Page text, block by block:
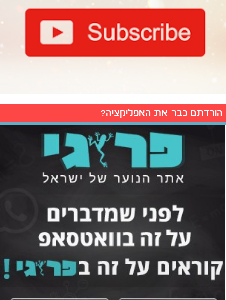
הורדתם כבר את האפליקציה?